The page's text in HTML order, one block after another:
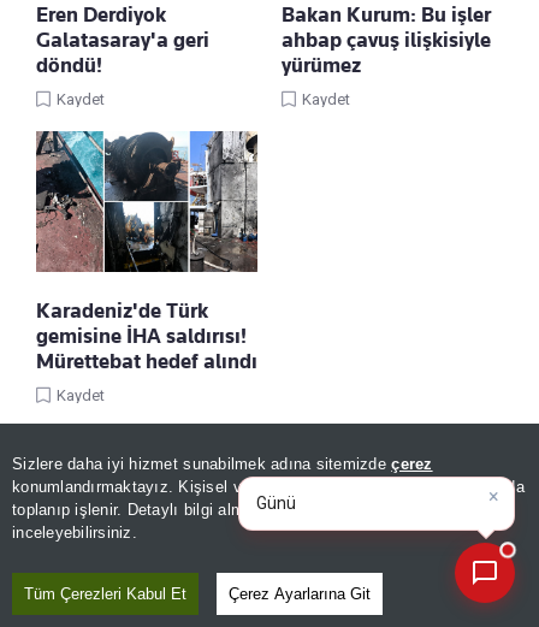
Sizlere daha iyi hizmet sunabilmek adına sitemizdeçerez
konumlandırmaktayız. Kişisel verileriniz, KVKK ve GDPR kapsamında
toplanıp işlenir. Detaylı bilgi almak için
inceleyebilirsiniz.
Tüm Çerezleri Kabul Et Çerez Ayarlarına Git
Eren Derdiyok
Galatasaray'a geri
döndü!
Kaydet
Bakan Kurum: Bu işler
ahbap çavuş ilişkisiyle
yürümez
Kaydet
Karadeniz'de Türk
gemisine İHA saldırısı!
Mürettebat hedef alındı
Kaydet
×
Günün spor, gündem ve
ekonomi gelişmelerini